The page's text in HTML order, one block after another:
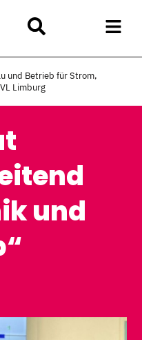
und Betrieb für Strom,
Limburg
und